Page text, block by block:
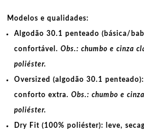
Modelos e qualidades:
Algodão 30.1 penteado (básica/
confortável. Obs.: chumbo e cinza
poliéster.
Oversized (algodão 30.1 penteado):
conforto extra. Obs.: chumbo e
poliéster.
Dry Fit (100% poliéster): leve,